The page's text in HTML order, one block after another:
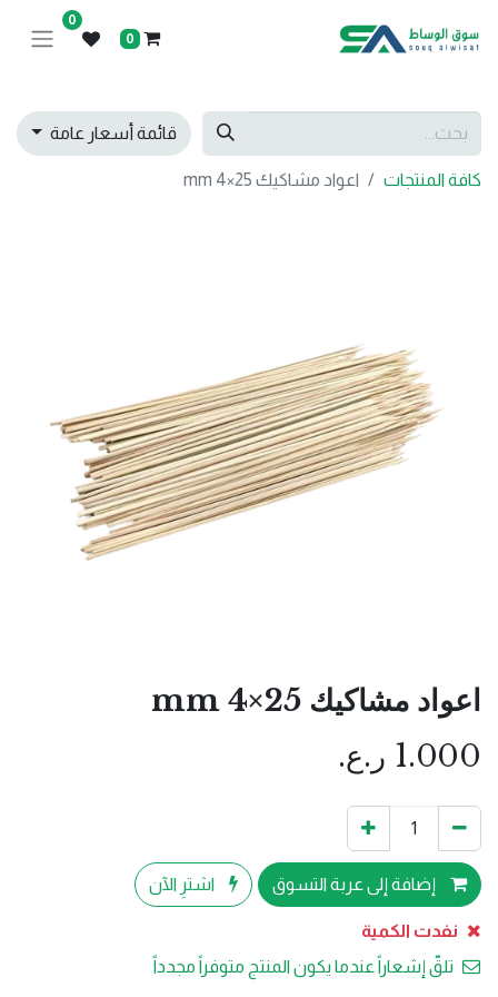
0
0
قائمة أسعار عامة
كافة المنتجات اعواد مشاكيك 25×4 mm
اعواد مشاكيك 25×4 mm
1.000 ر.ع.
إضافة إلى عربة التسوق اشترِ الآن
نفدت الكمية
تلقّ إشعاراً عندما يكون المنتج متوفراً مجدداً